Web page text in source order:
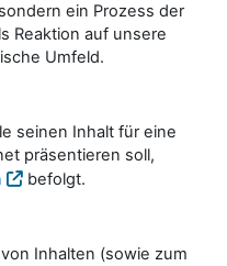
ein Prozess der
Reaktion auf unsere
Umfeld.
seinen Inhalt für eine
präsentieren soll,
befolgt.
Inhalten (sowie zum